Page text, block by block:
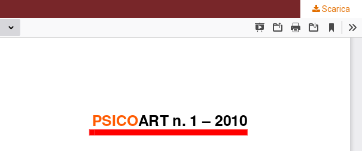
Scarica